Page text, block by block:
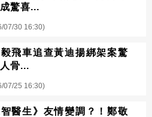
驚喜...
07/30 16:30)
飛車追查黃迪揚綁架案驚
骨...
07/25 16:30)
智醫生》友情變調？！鄭敬